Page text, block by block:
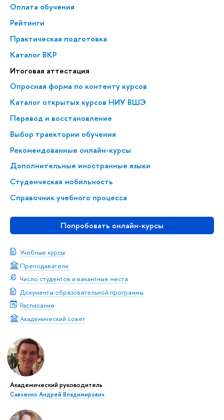
Оплата обучения
Рейтинги
Практическая подготовка
Каталог ВКР
Итоговая аттестация
Опросная форма по контенту курсов
Каталог открытых курсов НИУ ВШЭ
Перевод и восстановление
Выбор траектории обучения
Рекомендованные онлайн-курсы
Дополнительные иностранные языки
Студенческая мобильность
Справочник учебного процесса
Попробовать онлайн-курсы
Учебные курсы
Преподаватели
Число студентов и вакантные места
Документы образовательной программы
Расписание
Академический совет
Академический руководитель
Савченко Андрей Владимирович